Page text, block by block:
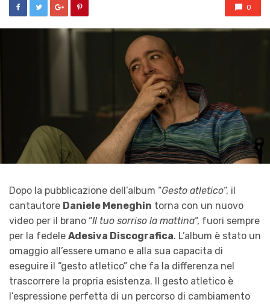
0
Dopo la pubblicazione dell’album “Gesto atletico“, il
cantautore Daniele Meneghin torna con un nuovo
video per il brano “Il tuo sorriso la mattina“, fuori sempre
per la fedele Adesiva Discografica. L’album è stato un
omaggio all’essere umano e alla sua capacita di
eseguire il “gesto atletico” che fa la differenza nel
trascorrere la propria esistenza. Il gesto atletico è
l’espressione perfetta di un percorso di cambiamento